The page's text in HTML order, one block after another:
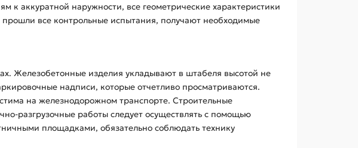
к аккуратной наружности, все геометрические характеристики
все контрольные испытания, получают необходимые
Железобетонные изделия укладывают в штабеля высотой не
надписи, которые отчетливо просматриваются.
на железнодорожном транспорте. Строительные
разгрузочные работы следует осуществлять с помощью
площадками, обязательно соблюдать технику